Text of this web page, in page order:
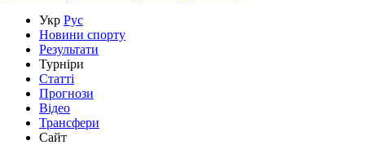
Укр Рус
Новини спорту
Результати
Турніри
Статті
Прогнози
Відео
Трансфери
Сайт